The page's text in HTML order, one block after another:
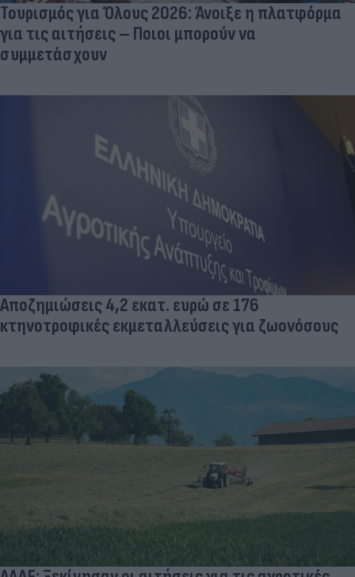
Τουρισμός για Όλους 2026: Άνοιξε η πλατφόρμα
για τις αιτήσεις – Ποιοι μπορούν να
συμμετάσχουν
Αποζημιώσεις 4,2 εκατ. ευρώ σε 176
κτηνοτροφικές εκμεταλλεύσεις για ζωονόσους